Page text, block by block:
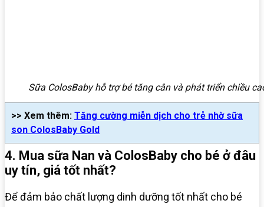
Sữa ColosBaby hỗ trợ bé tăng cân và phát triển chiều
>> Xem thêm: Tăng cường miễn dịch cho trẻ nhờ sữa
son ColosBaby Gold
4. Mua sữa Nan và ColosBaby cho bé ở đâu
uy tín, giá tốt nhất?
Để đảm bảo chất lượng dinh dưỡng tốt nhất cho bé